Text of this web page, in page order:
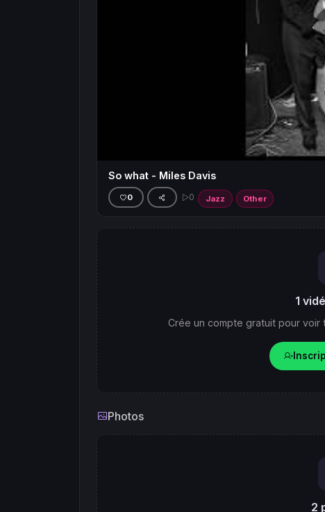
So what - Miles Davis
0 0 Jazz Other
1
Crée un compte gratuit pour voir
Photos
2